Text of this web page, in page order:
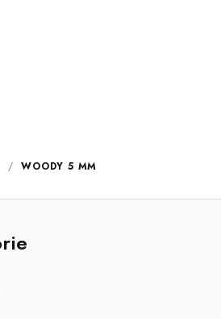
/ WOODY 5 MM